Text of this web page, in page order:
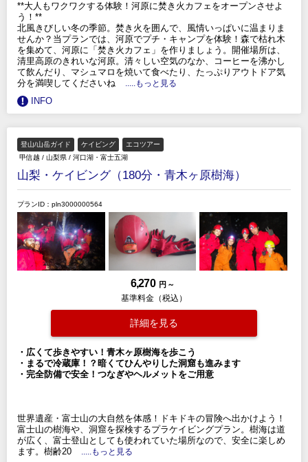
**大人もワクワクする体験！河原に焚き火カフェをオープンさせよ
う！**
北風きびしい冬の季節。焚き火を囲んで、風情いっぱいに温まりま
せんか？当プランでは、河原でプチ・キャンプを体験！森で枯れ木
を集めて、河原に「焚き火カフェ」を作りましょう。開催場所は、
清里高原のきれいな河原。清々しい空気のなか、コーヒーを沸かし
て飲んだり、マシュマロを焼いて食べたり、たっぷりアウトドア気
分を満喫してくださいね
.....もっと見る
INFO
登山/山岳ガイド ケイビング
エコツアー
甲信越 / 山梨県 / 河口湖・富士五湖
山梨・ケイビング（180分・青木ヶ原樹海）
プランID：pln3000000564
6,270 円 ～
基準料金（税込）
詳細を見る
・広くて歩きやすい！青木ヶ原樹海を歩こう
・まるで冷蔵庫！？暗くてひんやりした洞窟も進みます
・完全防備で安全！つなぎやヘルメットをご用意
世界遺産・富士山の大自然を体感！ドキドキの冒険へ出かけよう！
富士山の樹海や、洞窟を探検するプラケイビングプラン。樹海は道
が広く、富士登山としても使われていた場所なので、安全に楽しめ
ます。樹齢20
.....もっと見る